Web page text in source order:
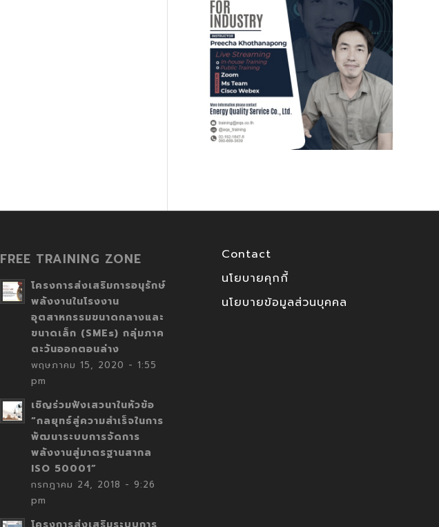
FREE TRAINING ZONE
โครงการส่งเสริมการอนุรักษ์
พลังงานในโรงงาน
อุตสาหกรรมขนาดกลางและ
ขนาดเล็ก (SMEs) กลุ่มภาค
ตะวันออกตอนล่าง
พฤษภาคม 15, 2020 - 1:55
pm
เชิญร่วมฟังเสวนาในหัวข้อ
“กลยุทธ์สู่ความสำเร็จในการ
พัฒนาระบบการจัดการ
พลังงานสู่มาตรฐานสากล
ISO 50001”
กรกฎาคม 24, 2018 - 9:26
pm
Contact
นโยบายคุกกี้
นโยบายข้อมูลส่วนบุคคล